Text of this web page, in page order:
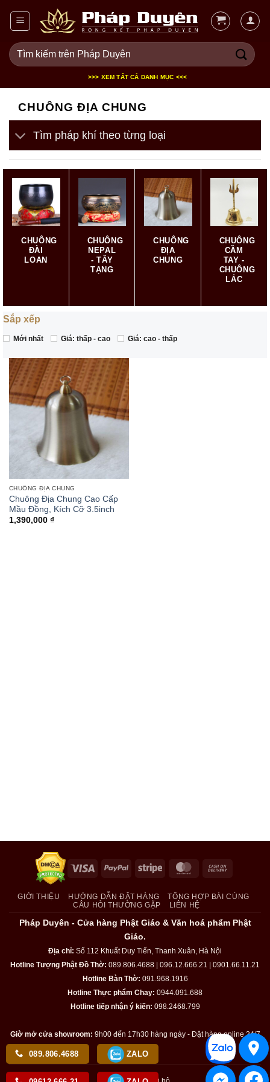
dung
Tìm
kiếm:
>>> XEM TẤT CẢ DANH MỤC <<<
CHUÔNG ĐỊA CHUNG
Tìm pháp khí theo từng loại
CHUÔNG
ĐÀI
LOAN
CHUÔNG
NEPAL
- TÂY
TẠNG
CHUÔNG
ĐỊA
CHUNG
CHUÔNG
CẦM
TAY -
CHUÔNG
LẮC
089.806.4688 ZALO
Sắp xếp
Mới nhất Giá: thấp - cao Giá: cao - thấp
CHUÔNG ĐỊA CHUNG
Chuông Địa Chung Cao Cấp
Mầu Đồng, Kích Cỡ 3.5inch
1,390,000 ₫
Visa PayPal Stripe MasterCard
Delivery
GIỚI THIỆU HƯỚNG DẪN ĐẶT HÀNG
TỔNG HỢP BÀI CÚNG
CÂU HỎI THƯỜNG GẶP
LIÊN HỆ
Pháp Duyên - Cửa hàng Phật Giáo & Văn hoá phẩm Phật
Giáo.
Địa chỉ: Số 112 Khuất Duy Tiến, Thanh Xuân, Hà Nội
Hotline Tượng Phật Đồ Thờ: 089.806.4688 | 096.12.666.21 | 0901.66.11.21
Hotline Bàn Thờ: 091.968.1916
Hotline Thực phẩm Chay: 0944.091.688
Hotline tiếp nhận ý kiến: 098.2468.799
Giờ mở cửa showroom: 9h00 đến 17h30 hàng ngày - Đặt hàng online 24/7